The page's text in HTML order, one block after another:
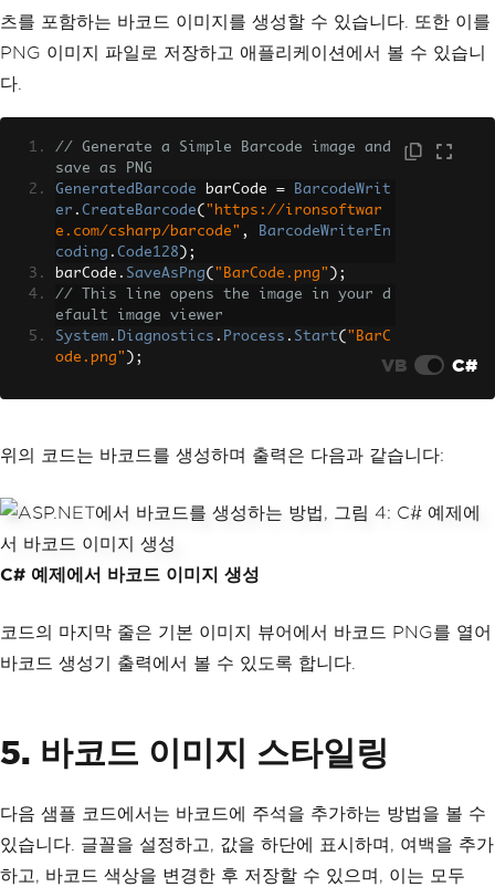
츠를 포함하는 바코드 이미지를 생성할 수 있습니다. 또한 이를
PNG 이미지 파일로 저장하고 애플리케이션에서 볼 수 있습니
다.
// Generate a Simple Barcode image and
save as PNG
GeneratedBarcode barCode =
BarcodeWrit
er . CreateBarcode( "https://ironsoftwar
e.com/csharp/barcode" ,
BarcodeWriterEn
coding . Code128 );
barCode . SaveAsPng( "BarCode.png" );
// This line opens the image in your d
efault image viewer
System . Diagnostics . Process . Start( "BarC
ode.png" ); VB C#
위의 코드는 바코드를 생성하며 출력은 다음과 같습니다:
C# 예제에서 바코드 이미지 생성
코드의 마지막 줄은 기본 이미지 뷰어에서 바코드 PNG를 열어
바코드 생성기 출력에서 볼 수 있도록 합니다.
5. 바코드 이미지 스타일링
다음 샘플 코드에서는 바코드에 주석을 추가하는 방법을 볼 수
있습니다. 글꼴을 설정하고, 값을 하단에 표시하며, 여백을 추가
하고, 바코드 색상을 변경한 후 저장할 수 있으며, 이는 모두